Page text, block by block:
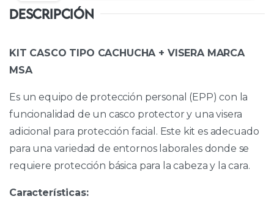
DESCRIPCIÓN
KIT CASCO TIPO CACHUCHA + VISERA MARCA
MSA
Es un equipo de protección personal (EPP) con la
funcionalidad de un casco protector y una visera
adicional para protección facial. Este kit es adecuado
para una variedad de entornos laborales donde se
requiere protección básica para la cabeza y la cara.
Características: